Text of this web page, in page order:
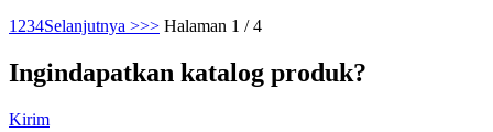
1 234Selanjutnya >>> Halaman 1 / 4
Ingindapatkan katalog produk?
Kirim